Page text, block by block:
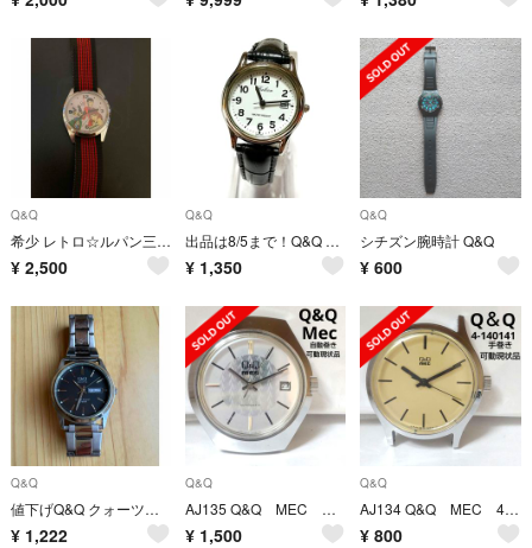
Q&Q
希少 レトロ☆ルパン三世☆Q&Q MEC☆腕時計 ☆当時物 ルパン 美品☆時計☆
¥ 2,500
Q&Q
出品は8/5まで！Q&Q レディース腕時計 2015
¥ 1,350
Q&Q
シチズン腕時計 Q&Q
¥ 600
Q&Q
値下げQ&Q クォーツ 腕時計
¥ 1,222
Q&Q
AJ135 Q&Q MEC 自動巻き稼働現状品 腕時計
¥ 1,500
Q&Q
AJ134 Q&Q MEC 4-120141 手巻き稼働現状品 腕時計
¥ 800